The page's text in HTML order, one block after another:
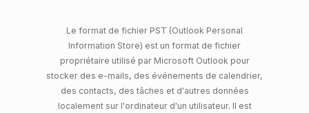
Le format de fichier PST (Outlook Personal
Information Store) est un format de fichier
propriétaire utilisé par Microsoft Outlook pour
stocker des e-mails, des événements de calendrier,
des contacts, des tâches et d'autres données
localement sur l'ordinateur d'un utilisateur. Il est